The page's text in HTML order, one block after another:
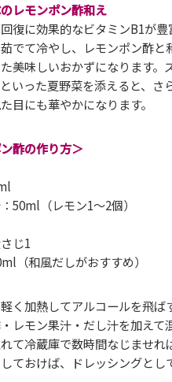
レモンポン酢和え
復に効果的なビタミンB1が
でて冷やし、レモンポン酢と
美味しいおかずになります。
いった夏野菜を添えると、さ
目にも華やかになります。
酢の作り方＞
50ml（レモン1～2個）
じ1
（和風だしがおすすめ）
く加熱してアルコールを飛ば
レモン果汁・だし汁を加えて
て冷蔵庫で数時間なじませれ
ておけば、ドレッシングとし